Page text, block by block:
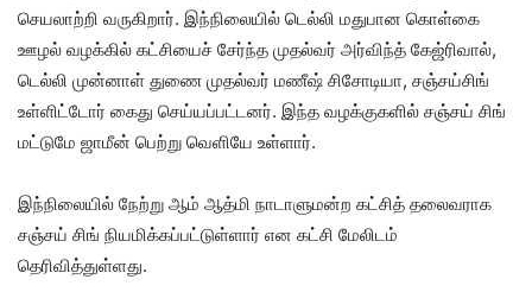
செயலாற்றி வருகிறார். இந்நிலையில் டெல்லி மதுபான கொள்கை
ஊழல் வழக்கில் கட்சியைச் சேர்ந்த முதல்வர் அர்விந்த் கேஜ்ரிவால்,
டெல்லி முன்னாள் துணை முதல்வர் மணீஷ் சிசோடியா, சஞ்சய்சிங்
உள்ளிட்டோர் கைது செய்யப்பட்டனர். இந்த வழக்குகளில் சஞ்சய் சிங்
மட்டுமே ஜாமீன் பெற்று வெளியே உள்ளார்.
இந்நிலையில் நேற்று ஆம் ஆத்மி நாடாளுமன்ற கட்சித் தலைவராக
சஞ்சய் சிங் நியமிக்கப்பட்டுள்ளார் என கட்சி மேலிடம்
தெரிவித்துள்ளது.